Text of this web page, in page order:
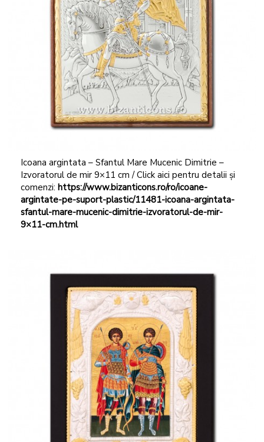
Icoana argintata – Sfantul Mare Mucenic Dimitrie –
Izvoratorul de mir 9×11 cm / Click aici pentru detalii și
comenzi: https://www.bizanticons.ro/ro/icoane-
argintate-pe-suport-plastic/11481-icoana-argintata-
sfantul-mare-mucenic-dimitrie-izvoratorul-de-mir-
9×11-cm.html